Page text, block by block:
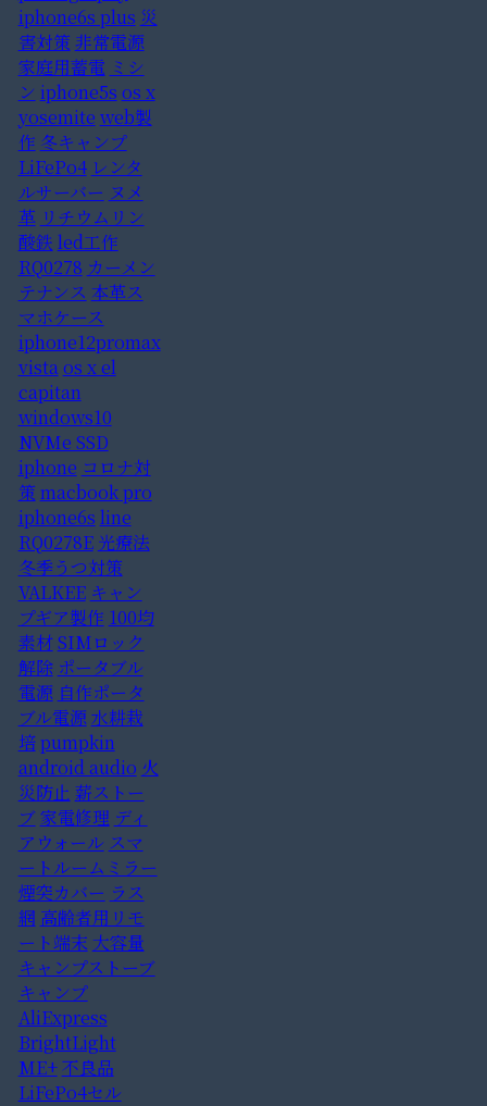
iphone6s plus 災
害対策非常電源
家庭用蓄電 ミシ
ン iphone5s os x
yosemite web製
作 冬キャンプ
LiFePo4 レンタ
ルサーバー ヌメ
革 リチウムリン
酸鉄 led工作
RQ0278 カーメン
テナンス 本革ス
マホケース
iphone12promax
vistaos x el
capitan
windows10
NVMe SSD
iphone コロナ対
策macbook pro
iphone6s line
RQ0278E 光療法
冬季うつ対策
VALKEE キャン
プギア製作 100均
素材SIMロック
解除 ポータブル
電源 自作ポータ
ブル電源水耕栽
培pumpkin
android audio 火
災防止 薪ストー
ブ家電修理 ディ
アウォール スマ
ートルームミラー
煙突カバー ラス
網 高齢者用リモ
ート端末大容量
キャンプストーブ
キャンプ
AliExpress
BrightLight
ME+不良品
LiFePo4セル